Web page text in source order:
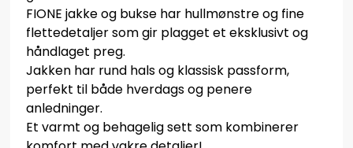
FIONE jakke og bukse har hullmønstre og fine
flettedetaljer som gir plagget et eksklusivt og
håndlaget preg.
Jakken har rund hals og klassisk passform,
perfekt til både hverdags og penere
anledninger.
Et varmt og behagelig sett som kombinerer